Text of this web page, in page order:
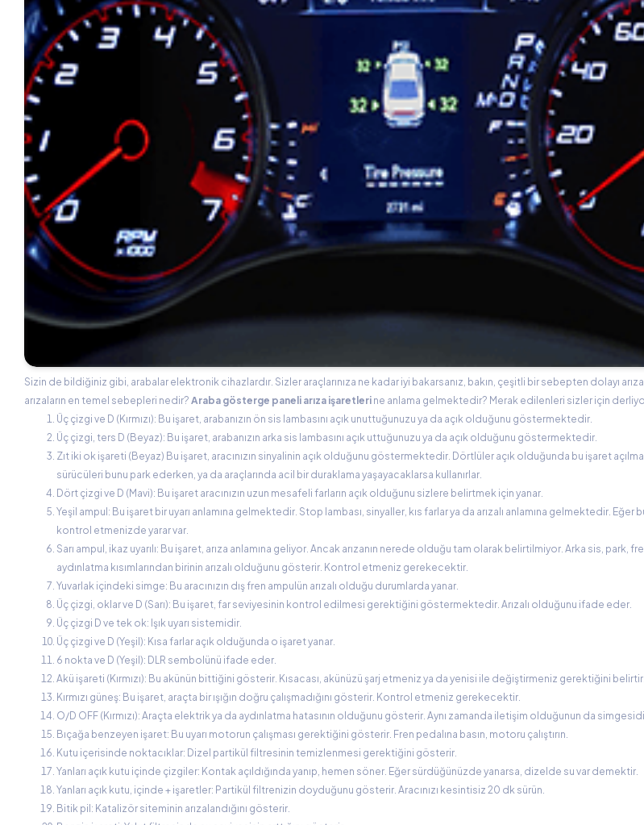
Sizin de bildiğiniz gibi, arabalar elektronik cihazlardır. Sizler araçlarınıza ne kadar iyi bakarsanız, bakın, çeşitli bir sebepten dolayı
arızaların en temel sebepleri nedir? Araba gösterge paneli arıza işaretleri ne anlama gelmektedir? Merak edilenleri sizler için
Üç çizgi ve D (Kırmızı): Bu işaret, arabanızın ön sis lambasını açık unuttuğunuzu ya da açık olduğunu göstermektedir.
Üç çizgi, ters D (Beyaz): Bu işaret, arabanızın arka sis lambasını açık uttuğunuzu ya da açık olduğunu göstermektedir.
Zıt iki ok işareti (Beyaz) Bu işaret, aracınızın sinyalinin açık olduğunu göstermektedir. Dörtlüler açık olduğunda bu işaret
sürücüleri bunu park ederken, ya da araçlarında acil bir duraklama yaşayacaklarsa kullanırlar.
Dört çizgi ve D (Mavi): Bu işaret aracınızın uzun mesafeli farların açık olduğunu sizlere belirtmek için yanar.
Yeşil ampul: Bu işaret bir uyarı anlamına gelmektedir. Stop lambası, sinyaller, kıs farlar ya da arızalı anlamına gelmektedir. Eğer
kontrol etmenizde yarar var.
Sarı ampul, ikaz uyarılı: Bu işaret, arıza anlamına geliyor. Ancak arızanın nerede olduğu tam olarak belirtilmiyor. Arka sis, park,
aydınlatma kısımlarından birinin arızalı olduğunu gösterir. Kontrol etmeniz gerekecektir.
Yuvarlak içindeki simge: Bu aracınızın dış fren ampulün arızalı olduğu durumlarda yanar.
Üç çizgi, oklar ve D (Sarı): Bu işaret, far seviyesinin kontrol edilmesi gerektiğini göstermektedir. Arızalı olduğunu ifade eder.
Üç çizgi D ve tek ok: Işık uyarı sistemidir.
Üç çizgi ve D (Yeşil): Kısa farlar açık olduğunda o işaret yanar.
6 nokta ve D (Yeşil): DLR sembolünü ifade eder.
Akü işareti (Kırmızı): Bu akünün bittiğini gösterir. Kısacası, akünüzü şarj etmeniz ya da yenisi ile değiştirmeniz gerektiğini belirtir.
Kırmızı güneş: Bu işaret, araçta bir ışığın doğru çalışmadığını gösterir. Kontrol etmeniz gerekecektir.
O/D OFF (Kırmızı): Araçta elektrik ya da aydınlatma hatasının olduğunu gösterir. Aynı zamanda iletişim olduğunun da
Bıçağa benzeyen işaret: Bu uyarı motorun çalışması gerektiğini gösterir. Fren pedalına basın, motoru çalıştırın.
Kutu içerisinde noktacıklar: Dizel partikül filtresinin temizlenmesi gerektiğini gösterir.
Yanları açık kutu içinde çizgiler: Kontak açıldığında yanıp, hemen söner. Eğer sürdüğünüzde yanarsa, dizelde su var demektir.
Yanları açık kutu, içinde + işaretler: Partikül filtrenizin doyduğunu gösterir. Aracınızı kesintisiz 20 dk sürün.
Bitik pil: Katalizör siteminin arızalandığını gösterir.